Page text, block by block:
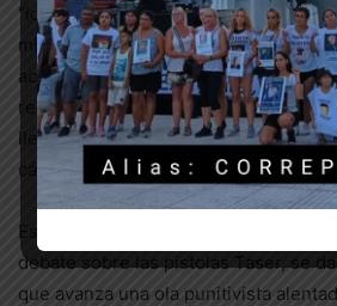
“ideologización” del debate.
misma línea, que busca empujar el
aceptación de aquello que es un
rechazo a la tortura, aun cuando
llevada adelante por las fuerzas
cárceles y comisarías.
Esta utilización electoral y destinada
debate sobre las pistolas Taser, se
que avanza una ola punitivista